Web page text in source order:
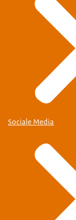
Sociale Media